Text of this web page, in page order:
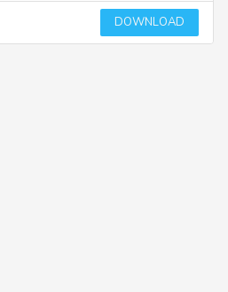
DOWNLOAD